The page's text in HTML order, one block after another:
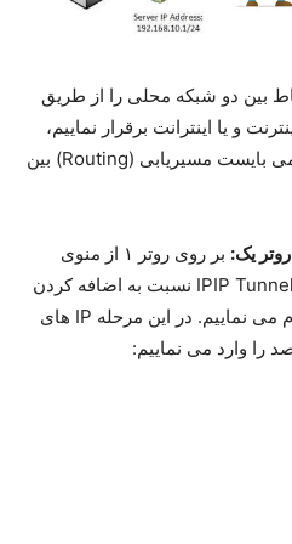
بین دو شبکه محلی را از طریق
بستر اینترنت و یا اینترانت برقرار نماییم،
لازم به ذکر است جهت این کار می بایست مسیریابی (Routing) بین
بر روی روتر ۱ از منوی
Interfaces و با انتخاب گزینه IPIP Tunnel نسبت به اضافه کردن
تونل IPIP مطابق شکل زیر اقدام می نماییم. در این مرحله IP های
را وارد می نماییم: